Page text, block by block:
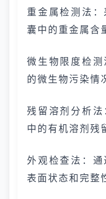
重金属检测法
囊中的重金属含
微生物限度检
的微生物污染情
残留溶剂分析
中的有机溶剂残
外观检查法：
表面状态和完整